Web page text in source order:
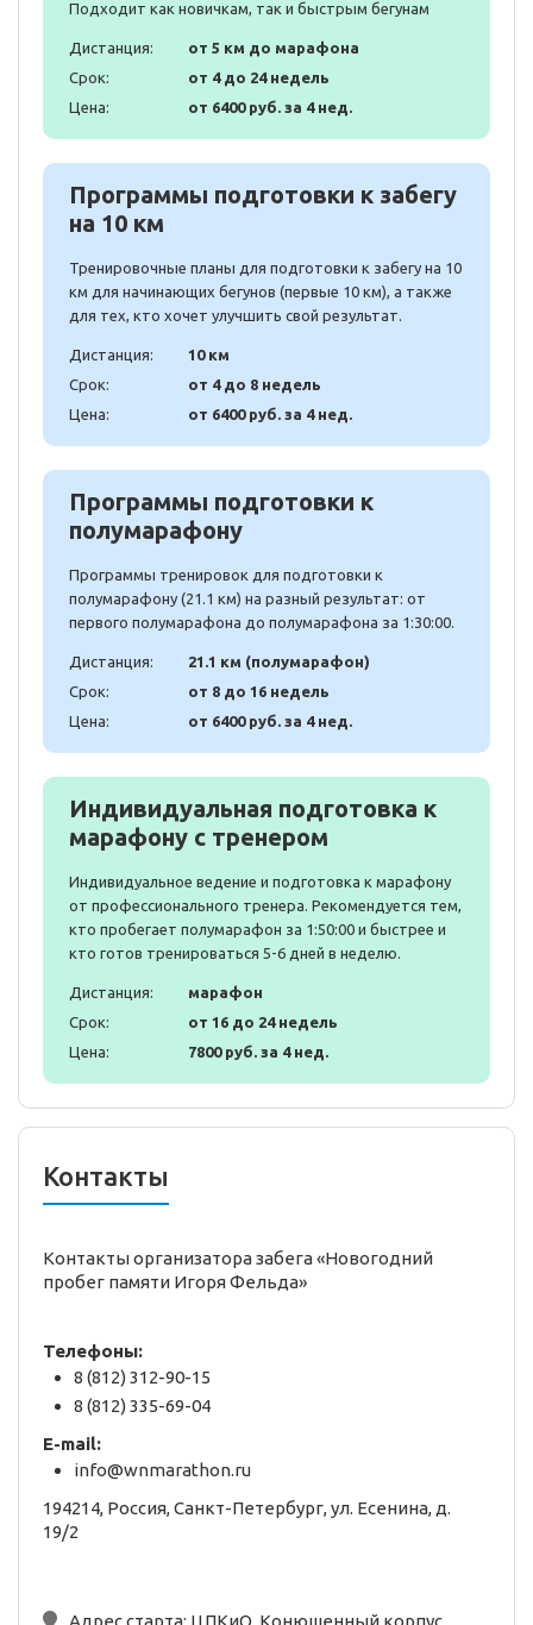
Подходит как новичкам, так и быстрым бегунам
Дистанция:
от 5 км до марафона
Срок:
от 4 до 24 недель
Цена:
от 6400 руб. за 4 нед.
Программы подготовки к забегу
на 10 км
Тренировочные планы для подготовки к забегу на 10
км для начинающих бегунов (первые 10 км), а также
для тех, кто хочет улучшить свой результат.
Дистанция:
10 км
Срок:
от 4 до 8 недель
Цена:
от 6400 руб. за 4 нед.
Программы подготовки к
полумарафону
Программы тренировок для подготовки к
полумарафону (21.1 км) на разный результат: от
первого полумарафона до полумарафона за 1:30:00.
Дистанция:
21.1 км (полумарафон)
Срок:
от 8 до 16 недель
Цена:
от 6400 руб. за 4 нед.
Индивидуальная подготовка к
марафону с тренером
Индивидуальное ведение и подготовка к марафону
от профессионального тренера. Рекомендуется тем,
кто пробегает полумарафон за 1:50:00 и быстрее и
кто готов тренироваться 5-6 дней в неделю.
Дистанция:
марафон
Срок:
от 16 до 24 недель
Цена:
7800 руб. за 4 нед.
Контакты
Контакты организатора забега «Новогодний
пробег памяти Игоря Фельда»
Телефоны:
8 (812) 312-90-15
8 (812) 335-69-04
E-mail:
info@wnmarathon.ru
194214, Россия, Санкт-Петербург, ул. Есенина, д.
19/2